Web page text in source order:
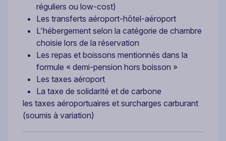
réguliers ou low-cost)
Les transferts aéroport-hôtel-aéroport
L'hébergement selon la catégorie de chambre
choisie lors de la réservation
Les repas et boissons mentionnés dans la
formule « demi-pension hors boisson »
Les taxes aéroport
La taxe de solidarité et de carbone
les taxes aéroportuaires et surcharges carburant
(soumis à variation)